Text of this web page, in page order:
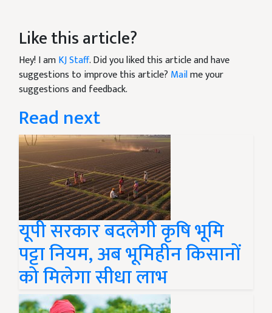
Like this article?
Hey! I amKJ Staff. Did you liked this article and have
suggestions to improve this article? Mailme your
suggestions and feedback.
Read next
यूपी सरकार बदलेगी कृषि भूमि
पट्टा नियम, अब भूमिहीन किसानों
को मिलेगा सीधा लाभ